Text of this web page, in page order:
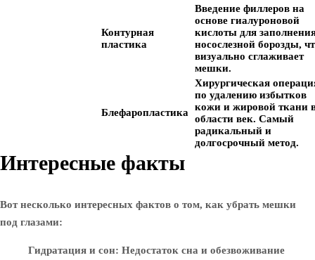
Контурная
пластика
Введение филлеров на
основе гиалуроновой
кислоты для
носослезной борозды,
визуально сглаживает
мешки.
Блефаропластика
Хирургическая
по удалению избытков
кожи и жировой ткани
области век. Самый
радикальный и
долгосрочный метод.
Интересные факты
Вот несколько интересных фактов о том, как убрать мешки
под глазами:
Гидратация и сон: Недостаток сна и обезвоживание